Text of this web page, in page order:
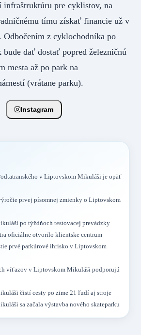
infraštruktúru pre cyklistov, na
tímu získať financie už v
Odbočením z cyklochodníka po
bude dať dostať popred železničnú
mesta až po park na
(vrátane parku).
Instagram
v Liptovskom Mikuláši je opäť
prvej písomnej zmienky o Liptovskom
po týždňoch testovacej prevádzky
oficiálne otvorilo klientske centrum
prvé parkúrové ihrisko v Liptovskom
víťazov v Liptovskom Mikuláši podporujú
čistí cesty po zime 21 ľudí aj stroje
sa začala výstavba nového skateparku